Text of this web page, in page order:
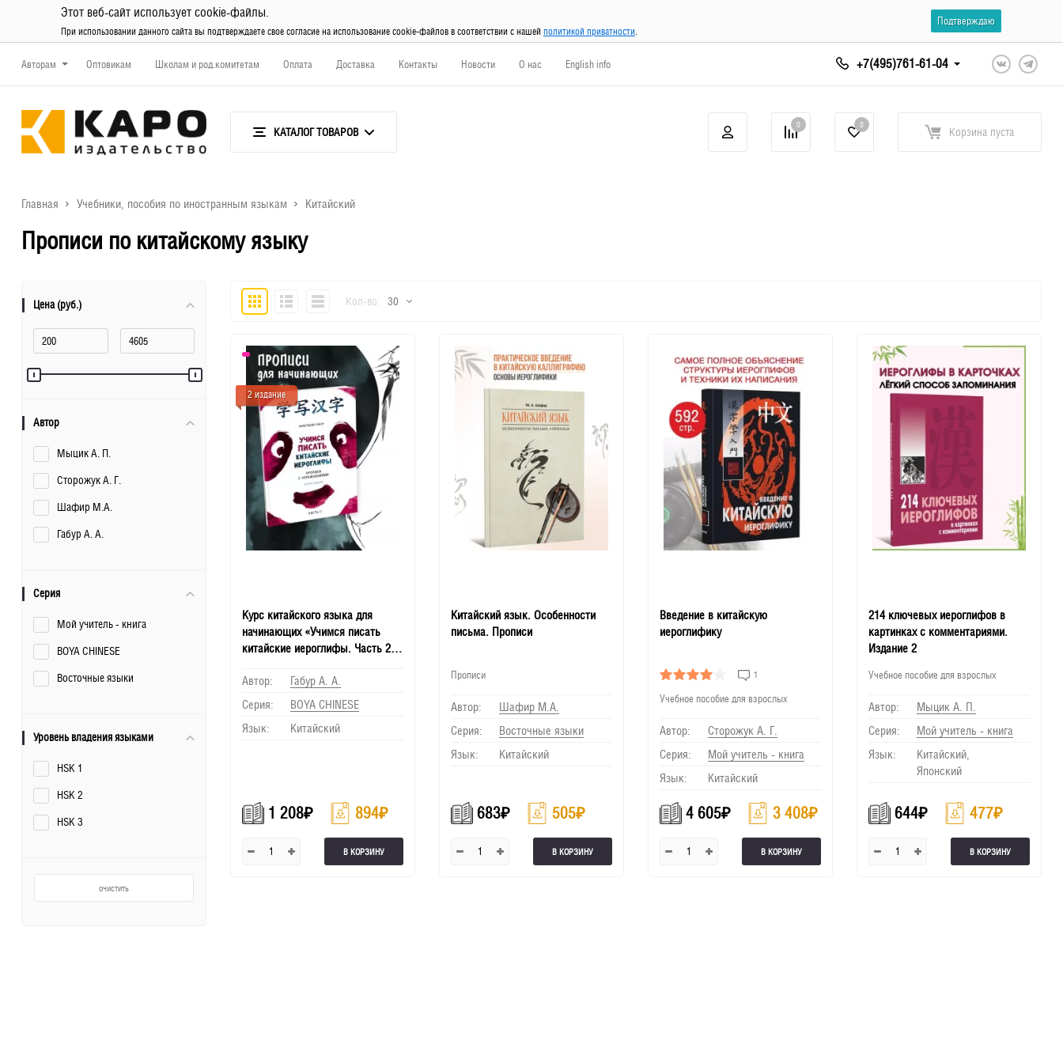
Этот веб-сайт использует cookie-файлы.
При использовании данного сайта вы подтверждаете свое согласие на использование cookie-файлов в соответствии с нашей политикой приватности.
Подтверждаю
Авторам Оптовикам Школам и род.комитетам Оплата Доставка Контакты Новости О нас English info +7(495)761-61-04
КАТАЛОГ ТОВАРОВ
0 0
Корзина пуста
Главная Учебники, пособия по иностранным языкам Китайский
Прописи по китайскому языку
Цена (руб.)
Автор
Мыцик А. П.
Сторожук А. Г.
Шафир М.А.
Габур А. А.
Серия
Мой учитель - книга
BOYA CHINESE
Восточные языки
Уровень владения языками
HSK 1
HSK 2
HSK 3
очистить
Плитка ПодробноКомпактноКол-во: 30
30
60
90
150
2 издание
Курс китайского языка для
начинающих «Учимся писать
китайские иероглифы. Часть 2.
Издательство КАРО. Boya
chinese. Прописи HSK1-3 /
Китайский язык
Автор:
Габур А. А.
Серия:
BOYA CHINESE
Язык:
Китайский
1 208₽ 894₽
В КОРЗИНУ
Китайский язык. Особенности
письма. Прописи
Прописи
Автор:
Шафир М.А.
Серия:
Восточные языки
Язык:
Китайский
683₽ 505₽
В КОРЗИНУ
Введение в китайскую
иероглифику
1
Учебное пособие для взрослых
Автор:
Сторожук А. Г.
Серия:
Мой учитель - книга
Язык:
Китайский
4 605₽ 3 408₽
В КОРЗИНУ
214 ключевых иероглифов в
картинках с комментариями.
Издание 2
Учебное пособие для взрослых
Автор:
Мыцик А. П.
Серия:
Мой учитель - книга
Язык:
Китайский,
Японский
644₽ 477₽
В КОРЗИНУ